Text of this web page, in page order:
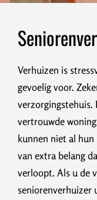
Verhuizen is
gevoelig voor.
verzorgingstehuis.
vertrouwde
kunnen niet al
van extra belang
verloopt. Als u de
seniorenverhuizer